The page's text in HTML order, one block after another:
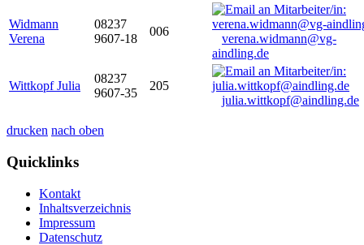
Widmann
Verena
08237
9607-18
006
verena.widmann@vg-
aindling.de
Wittkopf Julia
08237
9607-35
205
julia.wittkopf@aindling.de
drucken nach oben
Quicklinks
Kontakt
Inhaltsverzeichnis
Impressum
Datenschutz